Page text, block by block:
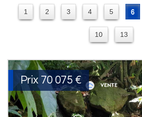
1 2 3 4 5 6
10 13
Prix 70 075 €